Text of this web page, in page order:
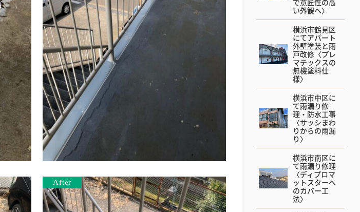
で意匠性の高
い外観へ〉
横浜市鶴見区
にてアパート
外壁塗装と雨
戸改修〈プレ
マテックスの
無機塗料仕
様〉
横浜市中区に
て雨漏り修
理・防水工事
〈サッシまわ
りからの雨漏
り〉
横浜市南区に
て雨漏り修理
〈ディプロマ
ットスターへ
のカバー工
法〉